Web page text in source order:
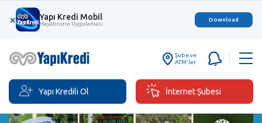
× Yapı Kredi Mobil
Hayatınızın Uygulaması
Download
Şube ve
ATM'ler
Yapı Kredili Ol İnternet Şubesi